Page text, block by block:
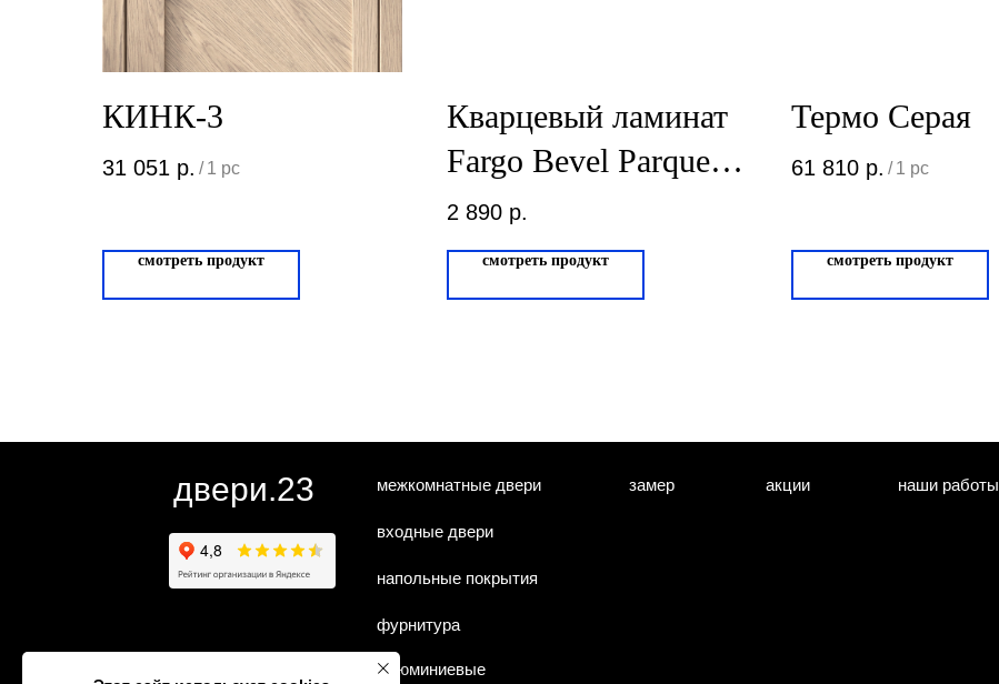
КИНК-3
31 051 р. / 1 pc
смотреть продукт
Кварцевый ламинат
Fargo Bevel Parquet
Дуб Астория 33-305-
47
2 890 р.
смотреть продукт
Термо Серая
61 810 р. / 1 pc
смотреть продукт
двери.23
напольные покрытия
межкомнатные двери
входные двери
фурнитура
замер акции наши работы
алюминиевые